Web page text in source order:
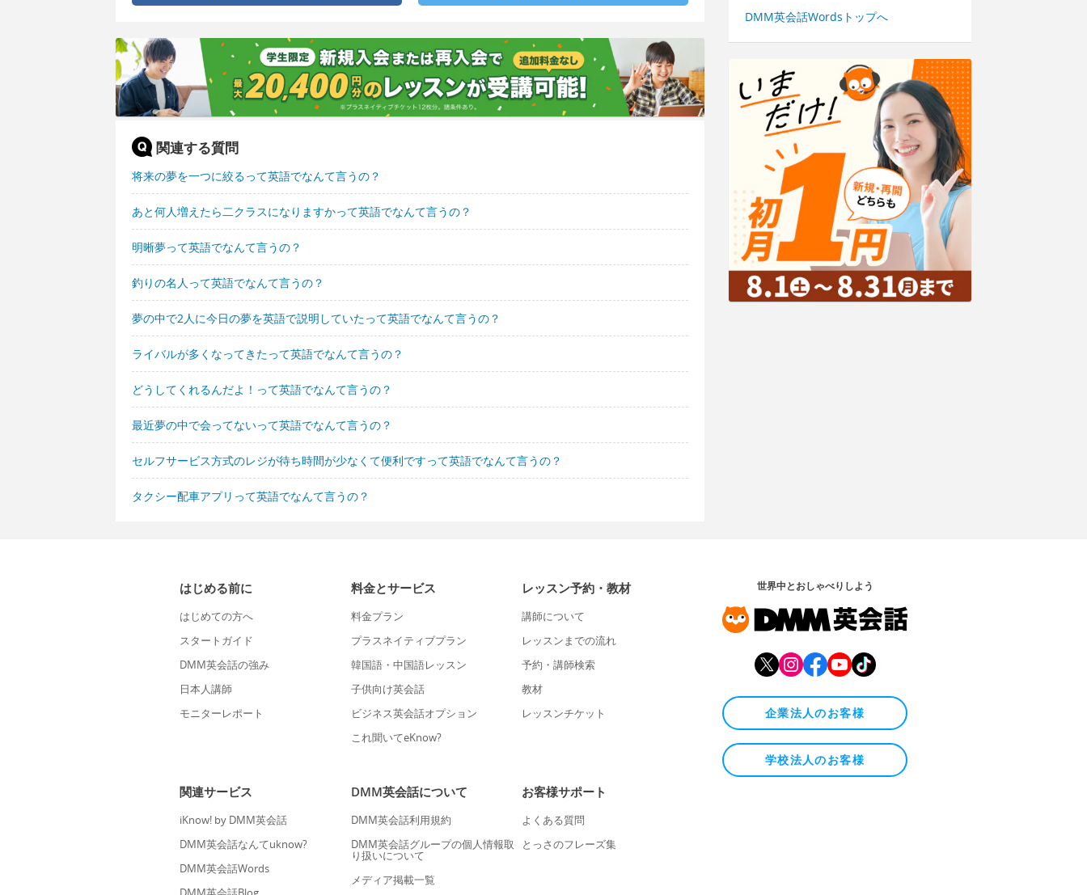
関連する質問
将来の夢を一つに絞るって英語でなんて言うの？
あと何人増えたら二クラスになりますかって英語でなんて言うの？
明晰夢って英語でなんて言うの？
釣りの名人って英語でなんて言うの？
夢の中で2人に今日の夢を英語で説明していたって英語でなんて言うの？
ライバルが多くなってきたって英語でなんて言うの？
どうしてくれるんだよ！って英語でなんて言うの？
最近夢の中で会ってないって英語でなんて言うの？
セルフサービス方式のレジが待ち時間が少なくて便利ですって英語でなんて言うの？
タクシー配車アプリって英語でなんて言うの？
DMM英会話Wordsトップへ
はじめる前に
はじめての方へ
スタートガイド
DMM英会話の強み
日本人講師
モニターレポート
料金とサービス
料金プラン
プラスネイティブプラン
韓国語・中国語レッスン
子供向け英会話
ビジネス英会話オプション
これ聞いてeKnow?
レッスン予約・教材
講師について
レッスンまでの流れ
予約・講師検索
教材
レッスンチケット
関連サービス
iKnow! by DMM英会話
DMM英会話なんてuknow?
DMM英会話Words
DMM英会話について
DMM英会話利用規約
DMM英会話グループの個人情報取
り扱いについて
メディア掲載一覧
お客様サポート
よくある質問
とっさのフレーズ集
世界中とおしゃべりしよう
企業法人のお客様
学校法人のお客様